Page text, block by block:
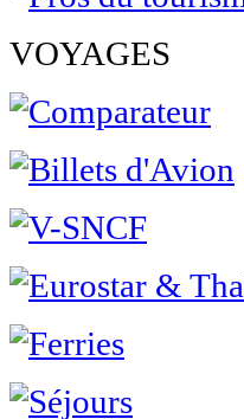
VOYAGES